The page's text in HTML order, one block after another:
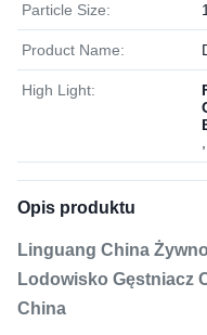
Particle Size:
Product Name:
High Light:
Opis produktu
Linguang China
Lodowisko Gęstniacz
China